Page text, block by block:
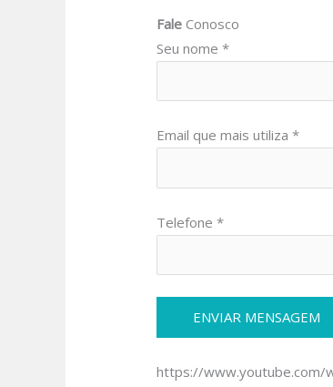
Fale Conosco
Seu nome *
Email que mais utiliza *
Telefone *
https://www.youtube.com/